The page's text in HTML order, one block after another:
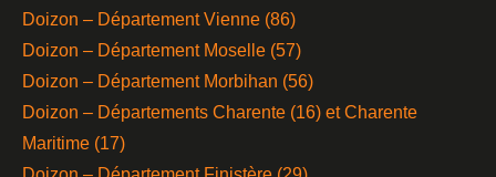
Doizon – Département Vienne (86)
Doizon – Département Moselle (57)
Doizon – Département Morbihan (56)
Doizon – Départements Charente (16) et Charente
Maritime (17)